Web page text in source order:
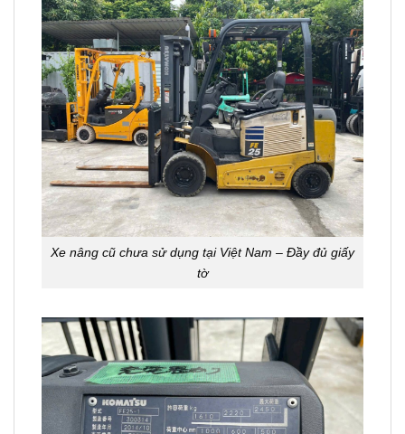
Xe nâng cũ chưa sử dụng tại Việt Nam – Đầy đủ giấy
tờ